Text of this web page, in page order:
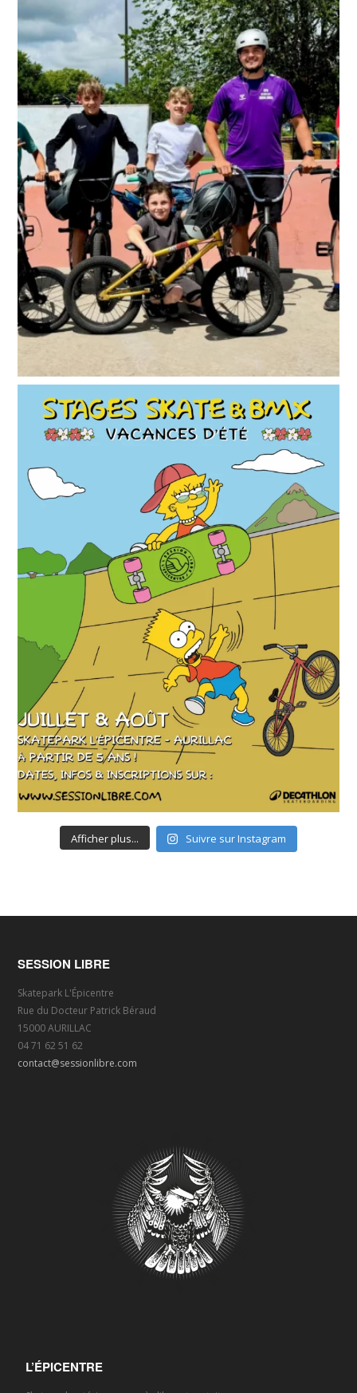
Afficher plus... Suivre sur Instagram
SESSION LIBRE
Skatepark L'Épicentre
Rue du Docteur Patrick Béraud
15000 AURILLAC
04 71 62 51 62
contact@sessionlibre.com
L’ÉPICENTRE